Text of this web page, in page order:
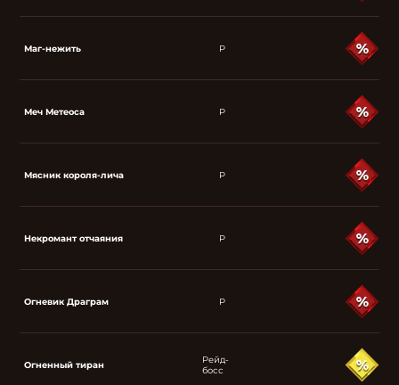
Маг-нежить P
Меч Метеоса P
Мясник короля-лича P
Некромант отчаяния P
Огневик Драграм P
Огненный тиран
Рейд-
босс